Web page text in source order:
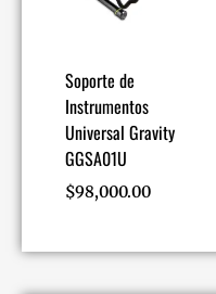
Soporte de
Instrumentos
Universal Gravity
GGSA01U
$98,000.00